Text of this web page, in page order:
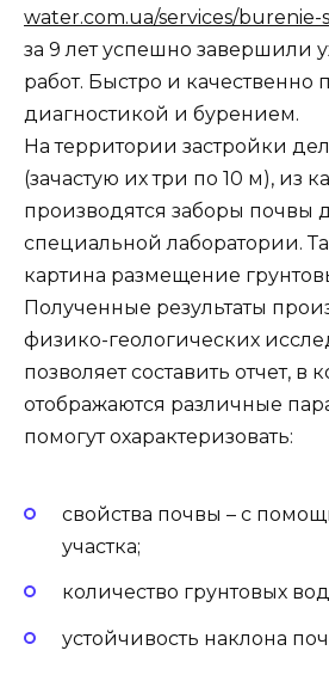
water.com.ua/services/
за 9 лет успешно завершили
работ. Быстро и качественно
диагностикой и бурением.
На территории застройки
(зачастую их три по 10 м), из
производятся заборы почвы
специальной лаборатории.
картина размещение
Полученные результаты
физико-геологических
позволяет составить отчет, в
отображаются различные
помогут охарактеризовать:
свойства почвы – с
участка;
количество грунтовых
устойчивость наклона